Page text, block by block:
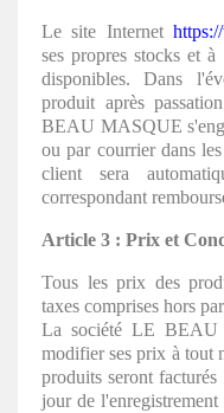
Le site Internet
ses propres stocks et
disponibles. Dans
produit après
BEAU MASQUE
ou par courrier dans
client sera
correspondant
Article 3 : Prix et
Tous les prix des
taxes comprises hors
La société LE BEAU
modifier ses prix à tout
produits seront
jour de